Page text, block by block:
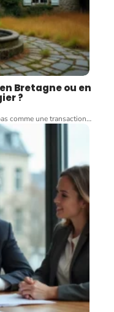
Bretagne ou en
?
comme une transaction…